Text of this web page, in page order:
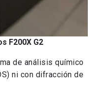
F200X G2
de análisis químico
ni con difracción de